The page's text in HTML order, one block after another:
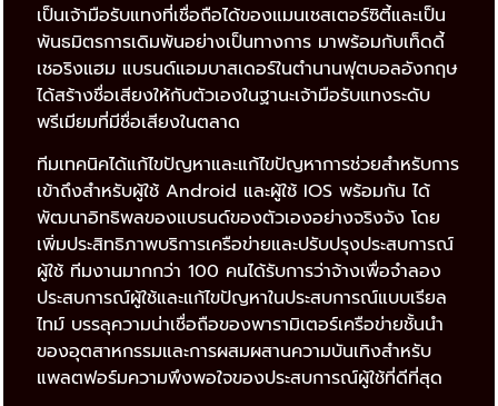
เป็นเจ้ามือรับแทงที่เชื่อถือได้ของแมนเชสเตอร์ซิตี้และเป็น
พันธมิตรการเดิมพันอย่างเป็นทางการ มาพร้อมกับเท็ดดี้
เชอริงแฮม แบรนด์แอมบาสเดอร์ในตำนานฟุตบอลอังกฤษ
ได้สร้างชื่อเสียงให้กับตัวเองในฐานะเจ้ามือรับแทงระดับ
พรีเมียมที่มีชื่อเสียงในตลาด
ทีมเทคนิคได้แก้ไขปัญหาและแก้ไขปัญหาการช่วยสำหรับการ
เข้าถึงสำหรับผู้ใช้ Android และผู้ใช้ IOS พร้อมกัน ได้
พัฒนาอิทธิพลของแบรนด์ของตัวเองอย่างจริงจัง โดย
เพิ่มประสิทธิภาพบริการเครือข่ายและปรับปรุงประสบการณ์
ผู้ใช้ ทีมงานมากกว่า 100 คนได้รับการว่าจ้างเพื่อจำลอง
ประสบการณ์ผู้ใช้และแก้ไขปัญหาในประสบการณ์แบบเรียล
ไทม์ บรรลุความน่าเชื่อถือของพารามิเตอร์เครือข่ายชั้นนำ
ของอุตสาหกรรมและการผสมผสานความบันเทิงสำหรับ
แพลตฟอร์มความพึงพอใจของประสบการณ์ผู้ใช้ที่ดีที่สุด